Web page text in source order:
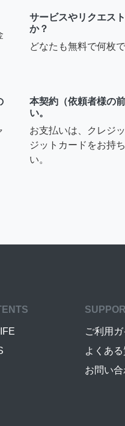
サービスやリクエス
か？
どなたも無料で何枚
本契約（依頼者様の
い。
お支払いは、クレジ
ジットカードをお持
い。
ご利用ガ
よくある
お問い